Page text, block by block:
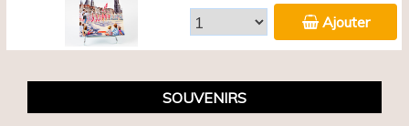
Ajouter
SOUVENIRS